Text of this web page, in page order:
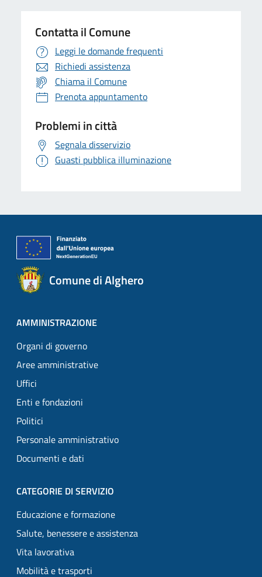
Contatta il Comune
Leggi le domande frequenti
Richiedi assistenza
Chiama il Comune
Prenota appuntamento
Problemi in città
Segnala disservizio
Guasti pubblica illuminazione
Comune di Alghero
AMMINISTRAZIONE
Organi di governo
Aree amministrative
Uffici
Enti e fondazioni
Politici
Personale amministrativo
Documenti e dati
CATEGORIE DI SERVIZIO
Educazione e formazione
Salute, benessere e assistenza
Vita lavorativa
Mobilità e trasporti